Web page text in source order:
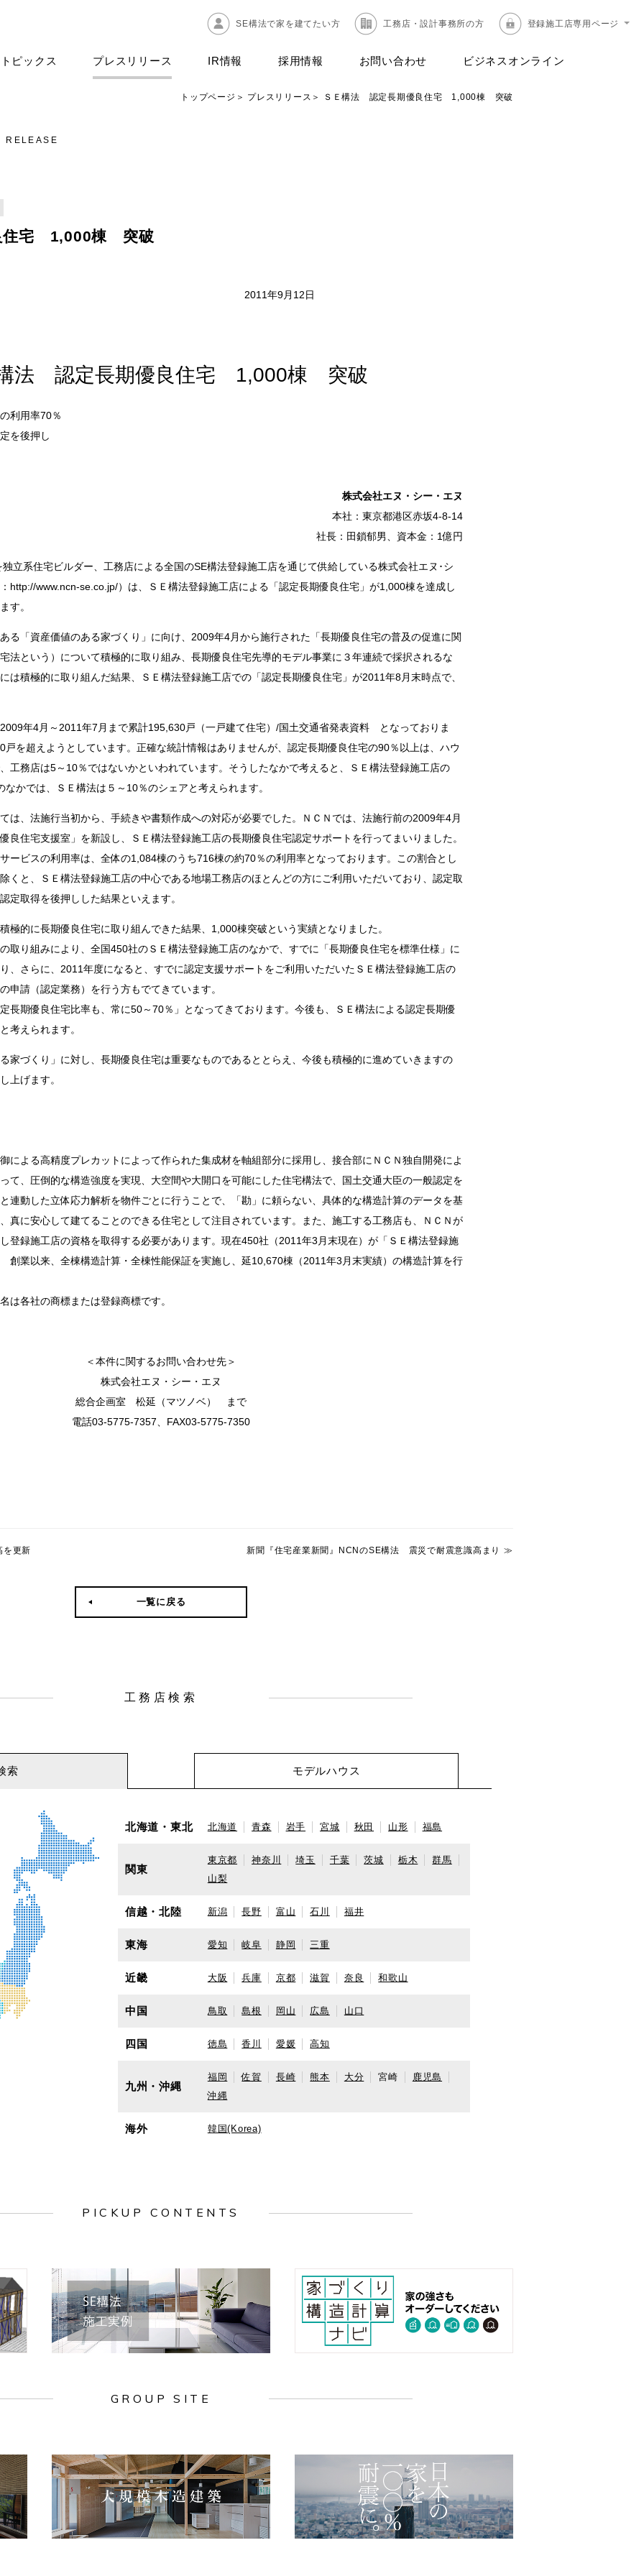
トピックス プレスリリース IR情報 採用情報 お問い合わせ ビジネスオンライン
SE構法で家を建てたい方 工務店・設計事務所の方 登録施工店専用ページ
トップページ プレスリリース ＳＥ構法 認定長期優良住宅 1,000棟 突破
RELEASE
住宅 1,000棟 突破
＞ 2011年9月12日
法 認定長期優良住宅 1,000棟 突破
利用率70％
を後押し
株式会社エヌ・シー・エヌ
本社：東京都港区赤坂4-8-14
社長：田鎖郁男、資本金：1億円
立系住宅ビルダー、工務店による全国のSE構法登録施工店を通じて供給している株式会社エヌ･シ
www.ncn-se.co.jp/）は、ＳＥ構法登録施工店による「認定長期優良住宅」が1,000棟を達成し
す。
る「資産価値のある家づくり」に向け、2009年4月から施行された「長期優良住宅の普及の促進に関
法という）について積極的に取り組み、長期優良住宅先導的モデル事業に３年連続で採択されるな
は積極的に取り組んだ結果、ＳＥ構法登録施工店での「認定長期優良住宅」が2011年8月末時点で、
年4月～2011年7月まで累計195,630戸（一戸建て住宅）/国土交通省発表資料 となっておりま
を超えようとしています。正確な統計情報はありませんが、認定長期優良住宅の90％以上は、ハウ
工務店は5～10％ではないかといわれています。そうしたなかで考えると、ＳＥ構法登録施工店の
かでは、ＳＥ構法は５～10％のシェアと考えられます。
は、法施行当初から、手続きや書類作成への対応が必要でした。ＮＣＮでは、法施行前の2009年4月
良住宅支援室」を新設し、ＳＥ構法登録施工店の長期優良住宅認定サポートを行ってまいりました。
ービスの利用率は、全体の1,084棟のうち716棟の約70％の利用率となっております。この割合とし
くと、ＳＥ構法登録施工店の中心である地場工務店のほとんどの方にご利用いただいており、認定取
定取得を後押しした結果といえます。
極的に長期優良住宅に取り組んできた結果、1,000棟突破という実績となりました。
取り組みにより、全国450社のＳＥ構法登録施工店のなかで、すでに「長期優良住宅を標準仕様」に
、さらに、2011年度になると、すでに認定支援サポートをご利用いただいたＳＥ構法登録施工店の
申請（認定業務）を行う方もでてきています。
長期優良住宅比率も、常に50～70％」となってきております。今後も、ＳＥ構法による認定長期優
考えられます。
家づくり」に対し、長期優良住宅は重要なものであるととらえ、今後も積極的に進めていきますの
上げます。
による高精度プレカットによって作られた集成材を軸組部分に採用し、接合部にＮＣＮ独自開発によ
て、圧倒的な構造強度を実現、大空間や大開口を可能にした住宅構法で、国土交通大臣の一般認定を
連動した立体応力解析を物件ごとに行うことで、「勘」に頼らない、具体的な構造計算のデータを基
真に安心して建てることのできる住宅として注目されています。また、施工する工務店も、ＮＣＮが
登録施工店の資格を取得する必要があります。現在450社（2011年3月末現在）が「ＳＥ構法登録施
業以来、全棟構造計算・全棟性能保証を実施し、延10,670棟（2011年3月末実績）の構造計算を行
各社の商標または登録商標です。
＜本件に関するお問い合わせ先＞
株式会社エヌ・シー・エヌ
総合企画室 松延（マツノベ） まで
電話03-5775-7357、FAX03-5775-7350
更新 新聞『住宅産業新聞』NCNのSE構法 震災で耐震意識高まり
一覧に戻る
工務店検索
索 モデルハウス
北海道・東北 北海道 青森 岩手 宮城 秋田 山形 福島
関東
東京都 神奈川 埼玉 千葉 茨城 栃木
群馬
山梨
信越・北陸 新潟 長野 富山 石川 福井
東海 愛知 岐阜 静岡 三重
近畿 大阪 兵庫 京都 滋賀 奈良 和歌山
中国 鳥取 島根 岡山 広島 山口
四国 徳島 香川 愛媛 高知
九州・沖縄
福岡 佐賀 長崎 熊本 大分 宮崎
鹿児島
沖縄
海外 韓国(Korea)
PICKUP CONTENTS
GROUP SITE